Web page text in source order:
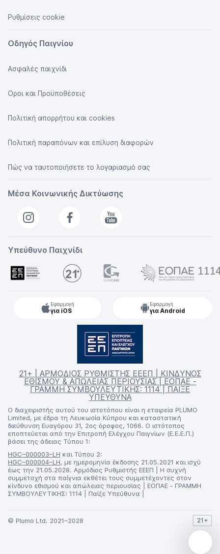
Ρυθμίσεις cookie
Οδηγός Παιγνίου
Ασφαλές παιχνίδι
Οροι και Προϋποθέσεις
Πολιτική απορρήτου και cookies
Πολιτική παραπόνων και επίλυση διαφορών
Πώς να ταυτοποιήσετε το λογαριασμό σας
Μέσα Κοινωνικής Δικτύωσης
Υπεύθυνο Παιχνίδι
Εφαρμογή
για iOS
Εφαρμογή
για Android
21+ | ΑΡΜΟΔΙΟΣ ΡΥΘΜΙΣΤΗΣ ΕΕΕΠ | ΚΙΝΔΥΝΟΣ
ΕΘΙΣΜΟΥ & ΑΠΩΛΕΙΑΣ ΠΕΡΙΟΥΣΙΑΣ | ΕΟΠΑΕ -
ΓΡΑΜΜΗ ΣΥΜΒΟΥΛΕΥΤΙΚΗΣ: 1114 | ΠΑΙΞΕ
ΥΠΕΥΘΥΝΑ
Ο διαχειριστής αυτού του ιστοτόπου είναι η εταιρεία PLUMO
Limited, με έδρα τη Λευκωσία Κύπρου και καταστατική
διεύθυνση Ευαγόρου 31, 2ος όροφος, 1066. Ο ιστότοπος
εποπτεύεται από την Επιτροπή Ελέγχου Παιγνίων (Ε.Ε.Ε.Π.)
βάσει της άδειας Τύπου 1:
HGC–000003–LH και Τύπου 2:
HGC–000004–LH, με ημερομηνία έκδοσης 21.05.2021 και ισχύ
έως την 21.05.2028. Αρμόδιος Ρυθμιστής ΕΕΕΠ | Η συχνή
συμμετοχή στα παίγνια εκθέτει τους συμμετέχοντες στον
κίνδυνο εθισμού και απώλειας περιουσίας | ΕΟΠΑΕ - ΓΡΑΜΜΗ
ΣΥΜΒΟΥΛΕΥΤΙΚΗΣ: 1114 | Παίξε Υπεύθυνα |
© Plumo Ltd. 2021–2028 21+